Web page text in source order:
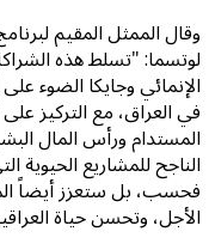
وقال الممثل المقيم
لوتسما: "تسلط هذه
الإنمائي وجايكا الضوء
في العراق، مع التركيز على
المستدام ورأس المال
الناجح للمشاريع الحيوية
فحسب، بل ستعزز أيضاً
الأجل، وتحسن حياة